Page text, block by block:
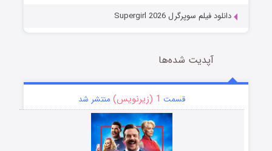
دانلود فیلم سوپرگرل Supergirl 2026
آپدیت شده‌ها
قسمت 1 (زیرنویس) منتشر شد